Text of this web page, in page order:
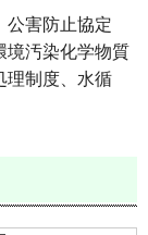
公害防止協定
境汚染化学物質
理制度、水循